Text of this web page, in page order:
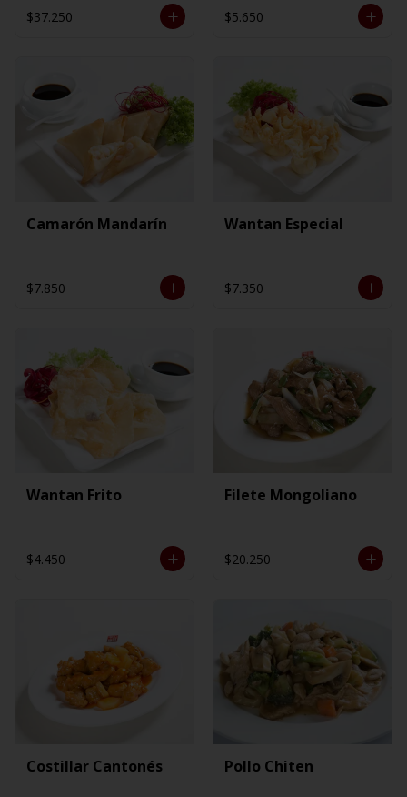
$37.250 $5.650
Camarón Mandarín
$7.850
Wantan Especial
$7.350
Wantan Frito
$4.450
Filete Mongoliano
$20.250
Costillar Cantonés Pollo Chiten